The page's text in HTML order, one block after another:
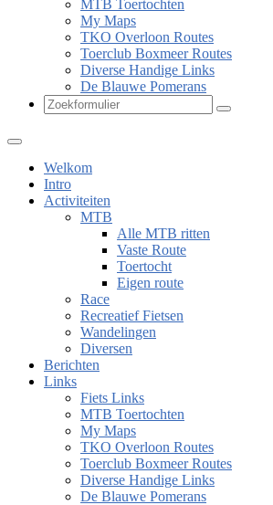
MTB Toertochten
My Maps
TKO Overloon Routes
Toerclub Boxmeer Routes
Diverse Handige Links
De Blauwe Pomerans
Zoeken
Welkom
Intro
Activiteiten
MTB
Alle MTB ritten
Vaste Route
Toertocht
Eigen route
Race
Recreatief Fietsen
Wandelingen
Diversen
Berichten
Links
Fiets Links
MTB Toertochten
My Maps
TKO Overloon Routes
Toerclub Boxmeer Routes
Diverse Handige Links
De Blauwe Pomerans